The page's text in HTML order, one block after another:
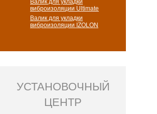
Валик для укладки
виброизоляции Ultimate
Валик для укладки
виброизоляции IZOLON
УСТАНОВОЧНЫЙ
ЦЕНТР